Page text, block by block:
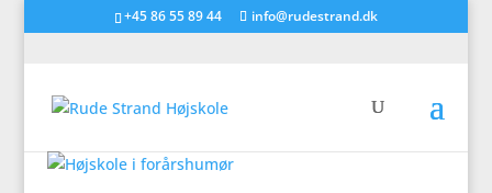
+45 86 55 89 44 info@rudestrand.dk